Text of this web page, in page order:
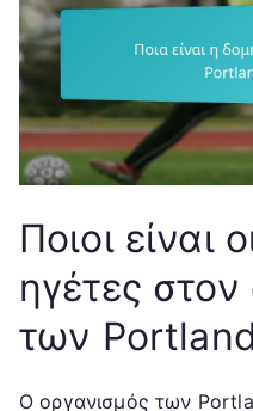
Ποιοι είναι
ηγέτες
των
Ο οργανισμός των